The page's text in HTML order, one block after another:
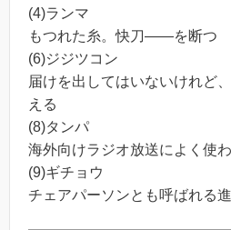
(4)ランマ
もつれた糸。快刀――を断つ
(6)ジジツコン
届けを出してはいないけれど
える
(8)タンパ
海外向けラジオ放送によく使
(9)ギチョウ
チェアパーソンとも呼ばれる